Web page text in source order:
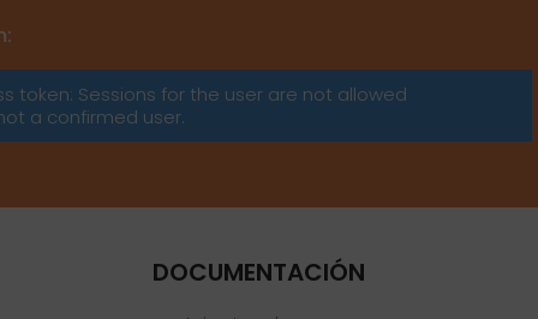
token: Sessions for the user are not allowed
a confirmed user.
DOCUMENTACIÓN